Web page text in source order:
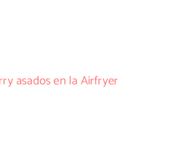
asados en la Airfryer